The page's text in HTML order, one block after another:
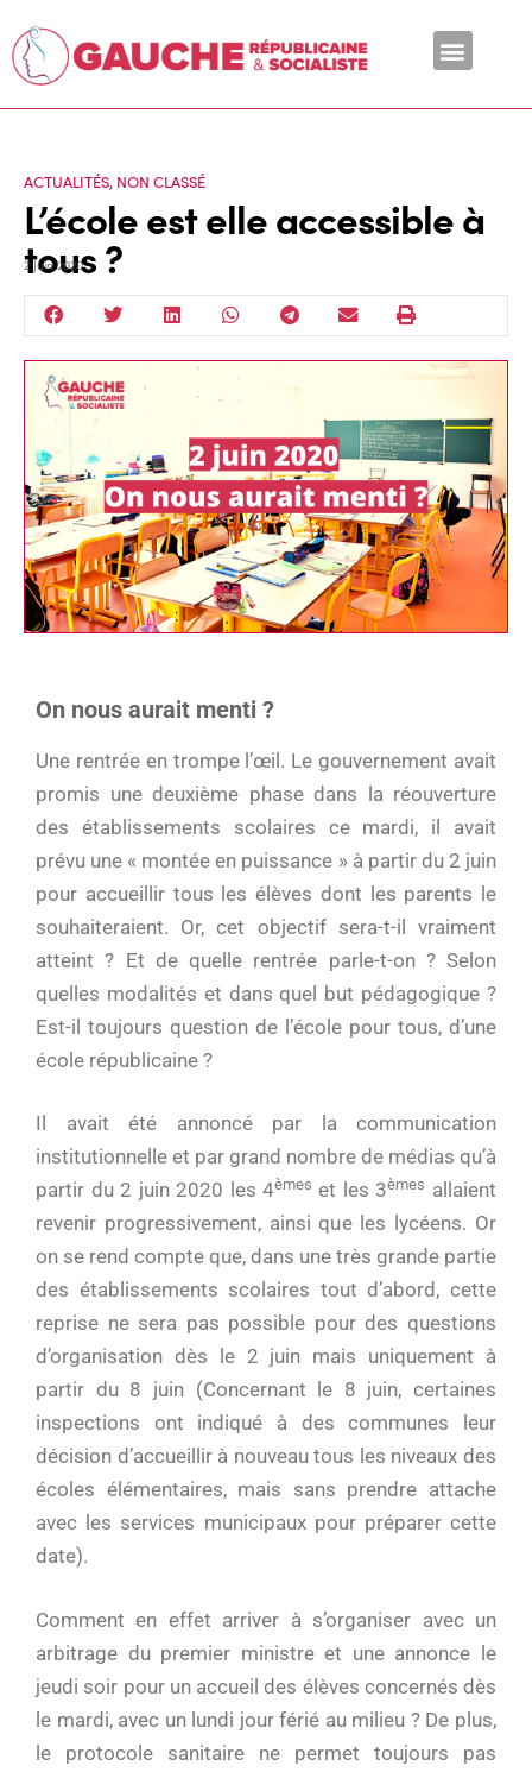
ACTUALITÉS, NON CLASSÉ
L’école est elle accessible à
tous ?
2 Juin 2020
On nous aurait menti ?
Une rentrée en trompe l’œil. Le gouvernement avait
promis une deuxième phase dans la réouverture
des établissements scolaires ce mardi, il avait
prévu une « montée en puissance » à partir du 2 juin
pour accueillir tous les élèves dont les parents le
souhaiteraient. Or, cet objectif sera-t-il vraiment
atteint ? Et de quelle rentrée parle-t-on ? Selon
quelles modalités et dans quel but pédagogique ?
Est-il toujours question de l’école pour tous, d’une
école républicaine ?
Il avait été annoncé par la communication
institutionnelle et par grand nombre de médias qu’à
partir du 2 juin 2020 les 4èmes et les 3èmes allaient
revenir progressivement, ainsi que les lycéens. Or
on se rend compte que, dans une très grande partie
des établissements scolaires tout d’abord, cette
reprise ne sera pas possible pour des questions
d’organisation dès le 2 juin mais uniquement à
partir du 8 juin (Concernant le 8 juin, certaines
inspections ont indiqué à des communes leur
décision d’accueillir à nouveau tous les niveaux des
écoles élémentaires, mais sans prendre attache
avec les services municipaux pour préparer cette
date).
Comment en effet arriver à s’organiser avec un
arbitrage du premier ministre et une annonce le
jeudi soir pour un accueil des élèves concernés dès
le mardi, avec un lundi jour férié au milieu ? De plus,
le protocole sanitaire ne permet toujours pas